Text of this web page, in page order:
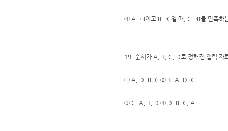
④ A→B이고 B→C일 때, C→B를 만족하
19. 순서가 A, B, C, D로 정해진 입력 자
① A, D, B, C ② B, A, D, C
③ C, A, B, D ④ D, B, C, A